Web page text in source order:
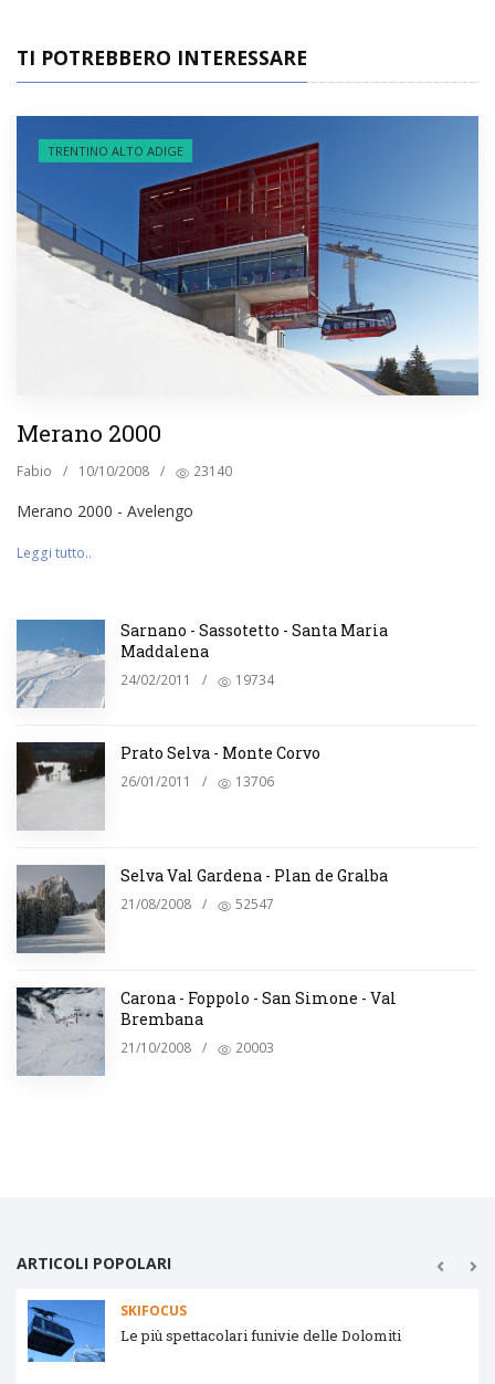
TI POTREBBERO INTERESSARE
TRENTINO ALTO ADIGE
Merano 2000
Fabio / 10/10/2008 / 23140
Merano 2000 - Avelengo
Leggi tutto..
Sarnano - Sassotetto - Santa Maria
Maddalena
24/02/2011 / 19734
Prato Selva - Monte Corvo
26/01/2011 / 13706
Selva Val Gardena - Plan de Gralba
21/08/2008 / 52547
Carona - Foppolo - San Simone - Val
Brembana
21/10/2008 / 20003
ARTICOLI POPOLARI
SKIFOCUS
Tipologie impianti di risalita